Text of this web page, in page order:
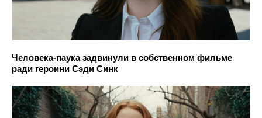
Человека-паука задвинули в собственном фильме
ради героини Сэди Синк